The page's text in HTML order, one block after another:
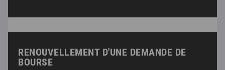
RENOUVELLEMENT D'UNE DEMANDE DE
BOURSE